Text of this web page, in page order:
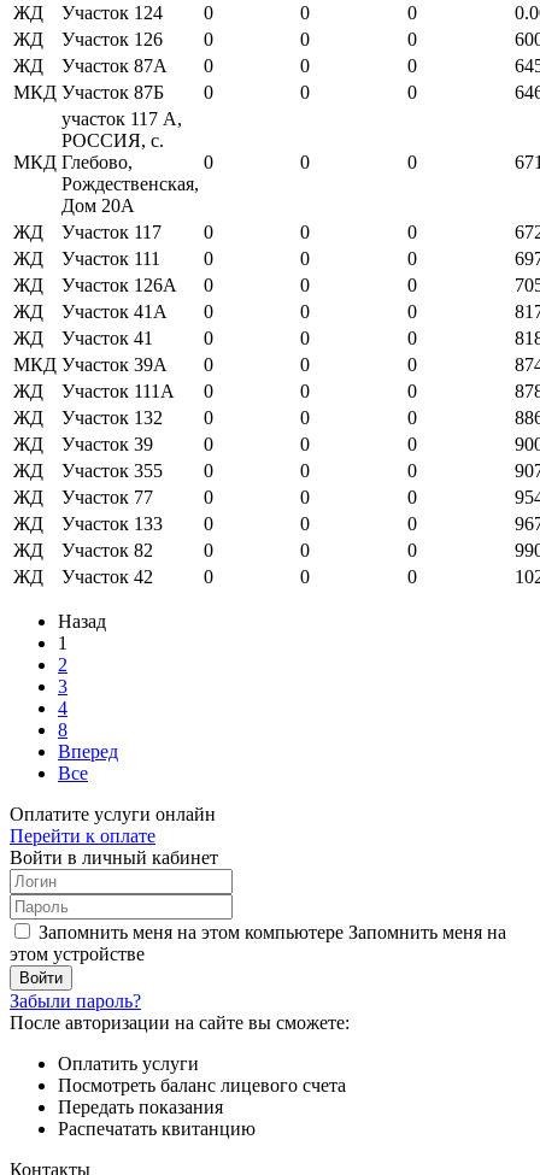
ЖД
Участок 124 0 0 0
ЖД
Участок 126 0 0 0
ЖД
Участок 87А 0 0 0
МКД Участок 87Б 0 0 0
МКД
участок 117 А,
РОССИЯ, с.
Глебово,
Рождественская,
Дом 20А
0 0 0
ЖД Участок 117 0 0 0
ЖД
Участок 111 0 0 0
ЖД
Участок 126А 0 0 0
ЖД
Участок 41А 0 0 0
ЖД
Участок 41 0 0 0
МКД Участок 39А 0 0 0
ЖД
Участок 111А 0 0 0
ЖД
Участок 132 0 0 0
ЖД
Участок 39 0 0 0
ЖД
Участок 355 0 0 0
ЖД
Участок 77 0 0 0
ЖД
Участок 133 0 0 0
ЖД
Участок 82 0 0 0
ЖД
Участок 42 0 0 0
Назад
1
2
3
4
8
Вперед
Все
Оплатите услуги онлайн
Перейти к оплате
Войти в личный кабинет
Запомнить меня на этом компьютере Запомнить меня на
этом устройстве
Забыли пароль?
После авторизации на сайте вы сможете:
Оплатить услуги
Посмотреть баланс лицевого счета
Передать показания
Распечатать квитанцию
Контакты